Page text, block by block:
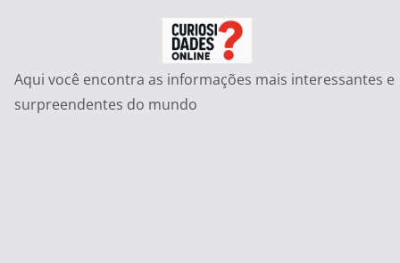
conteúdo
Aqui você encontra as informações mais interessantes e
surpreendentes do mundo